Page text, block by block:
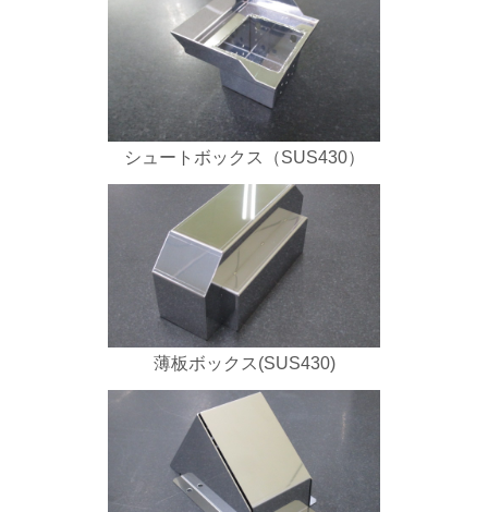
シュートボックス（SUS430）
薄板ボックス(SUS430)